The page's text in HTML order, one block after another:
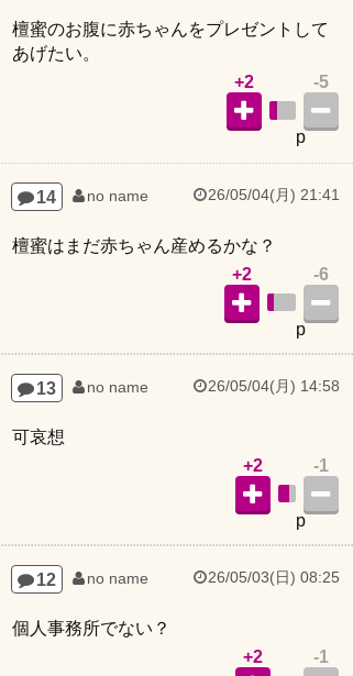
檀蜜のお腹に赤ちゃんをプレゼントして
あげたい。
-5
p
+2
14 no name 26/05/04(月) 21:41
檀蜜はまだ赤ちゃん産めるかな？
-6
p
+2
13 no name 26/05/04(月) 14:58
可哀想
-1
p
+2
12 no name 26/05/03(日) 08:25
個人事務所でない？
-1
+2